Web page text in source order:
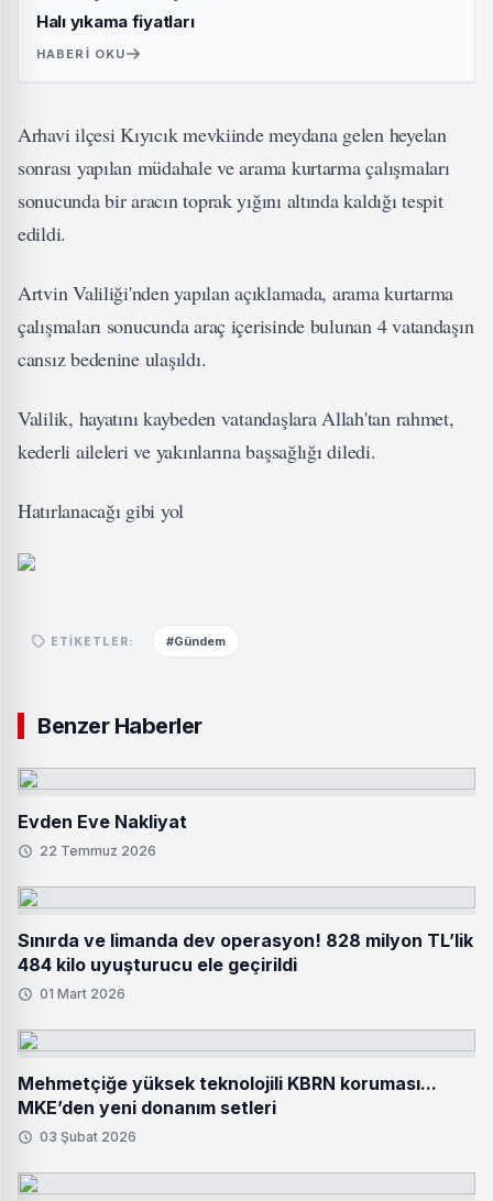
Halı yıkama fiyatları
HABERI OKU
Arhavi ilçesi Kıyıcık mevkiinde meydana gelen heyelan
sonrası yapılan müdahale ve arama kurtarma çalışmaları
sonucunda bir aracın toprak yığını altında kaldığı tespit
edildi.
Artvin Valiliği'nden yapılan açıklamada, arama kurtarma
çalışmaları sonucunda araç içerisinde bulunan 4 vatandaşın
cansız bedenine ulaşıldı.
Valilik, hayatını kaybeden vatandaşlara Allah'tan rahmet,
kederli aileleri ve yakınlarına başsağlığı diledi.
Hatırlanacağı gibi yol
ETIKETLER: #Gündem
Benzer Haberler
Evden Eve Nakliyat
22 Temmuz 2026
Sınırda ve limanda dev operasyon! 828 milyon TL’lik
484 kilo uyuşturucu ele geçirildi
01 Mart 2026
Mehmetçiğe yüksek teknolojili KBRN koruması...
MKE’den yeni donanım setleri
03 Şubat 2026